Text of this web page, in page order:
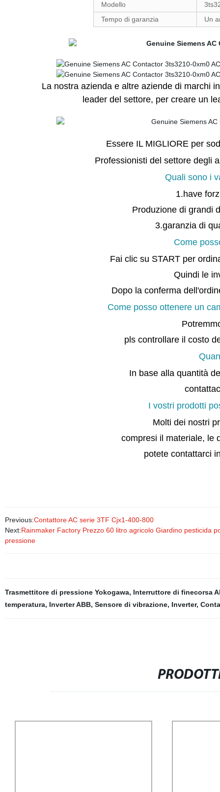
Modello
Tempo di garanzia
Un
La nostra azienda e altre aziende di marchi
leader del settore, per creare un
Essere IL MIGLIORE per
Professionisti del settore degli
Quali sono i
1.have
Produzione di grandi
3.garanzia di
Come
Fai clic su START per
Quindi le
Dopo la conferma
Come posso ottenere un
pls controllare il costo
In base alla quantità
I vostri prodotti
Molti dei nostri
compresi il materiale, le
potete contattarci
Previous:Contattore AC serie 3TF Cjx1-400-800
Next:Rainmaker Factory Prezzo 60 litro agricolo Giardino pesticida
pressione
Trasmettitore di pressione Yokogawa, Interruttore di finecorsa
temperatura, Inverter ABB, Sensore di vibrazione, Inverter,